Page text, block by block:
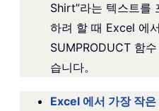
Shirt”라는 텍스트를
하려 할 때 Excel 에
SUMPRODUCT 함
습니다。
Excel 에서 가장 작